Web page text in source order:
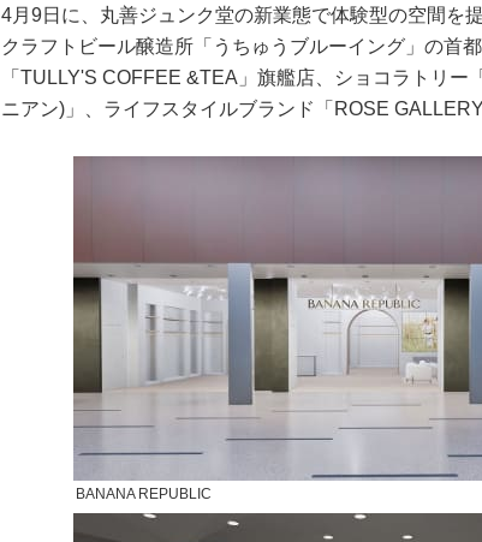
4月9日に、丸善ジュンク堂の新業態で体験型の空間を
クラフトビール醸造所「うちゅうブルーイング」の首
「TULLY'S COFFEE &TEA」旗艦店、ショコラトリー
ニアン)」、ライフスタイルブランド「ROSE
BANANA REPUBLIC